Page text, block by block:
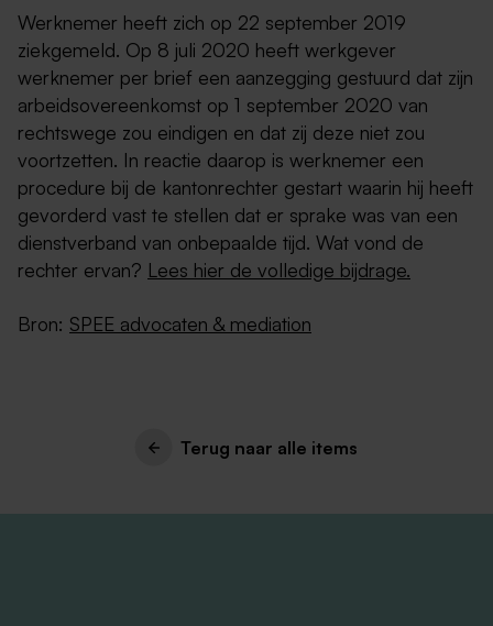
Werknemer heeft zich op 22 september 2019
ziekgemeld. Op 8 juli 2020 heeft werkgever
werknemer per brief een aanzegging gestuurd dat zijn
arbeidsovereenkomst op 1 september 2020 van
rechtswege zou eindigen en dat zij deze niet zou
voortzetten. In reactie daarop is werknemer een
procedure bij de kantonrechter gestart waarin hij heeft
gevorderd vast te stellen dat er sprake was van een
dienstverband van onbepaalde tijd. Wat vond de
rechter ervan? Lees hier de volledige bijdrage.
Bron: SPEE advocaten & mediation
Terug naar alle items